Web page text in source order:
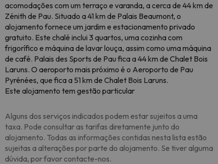
acomodações com um terraço e varanda, a cerca de 44 km de
Zénith de Pau. Situado a 41 km de Palais Beaumont, o
alojamento fornece um jardim e estacionamento privado
gratuito. Este chalé inclui 3 quartos, uma cozinha com
frigorífico e máquina de lavar louça, assim como uma máquina
de café. Palais des Sports de Pau fica a 44 km de Chalet Bois
Laruns. O aeroporto mais próximo é o Aeroporto de Pau
Pyrénées, que fica a 51 km de Chalet Bois Laruns.
Este alojamento tem gestão particular
Alguns dos serviços indicados podem estar sujeitos a uma
taxa. Pode consultar as tarifas diretamente junto do
alojamento. Todas as informações contidas nesta lista estão
sujeitas a alterações por parte do alojamento. Se tiver alguma
dúvida, por favor contacte-nos.